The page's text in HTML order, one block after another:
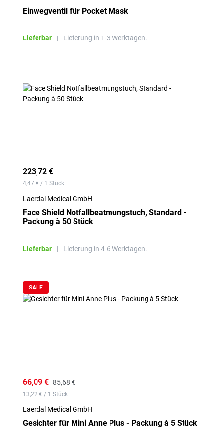
Einwegventil für Pocket Mask
Lieferbar | Lieferung in 1-3 Werktagen.
223,72 €
4,47 € / 1 Stück
Laerdal Medical GmbH
Face Shield Notfallbeatmungstuch, Standard -
Packung à 50 Stück
Lieferbar | Lieferung in 4-6 Werktagen.
SALE
66,09 € 85,68 €
13,22 € / 1 Stück
Laerdal Medical GmbH
Gesichter für Mini Anne Plus - Packung à 5 Stück